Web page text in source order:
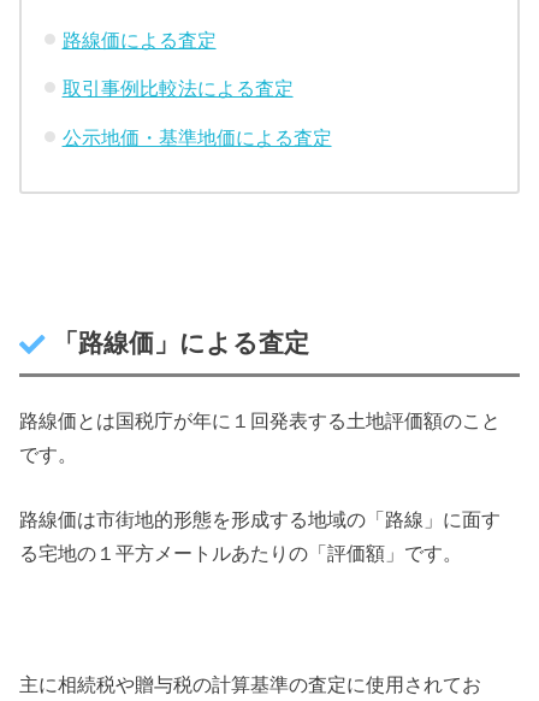
路線価による査定
取引事例比較法による査定
公示地価・基準地価による査定
「路線価」による査定
路線価とは国税庁が年に１回発表する土地評価額のこと
です。
路線価は市街地的形態を形成する地域の「路線」に面す
る宅地の１平方メートルあたりの「評価額」です。
主に相続税や贈与税の計算基準の査定に使用されてお